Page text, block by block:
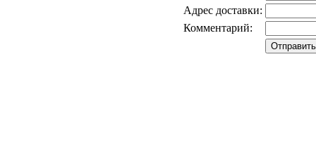
Адрес доставки:
Комментарий: